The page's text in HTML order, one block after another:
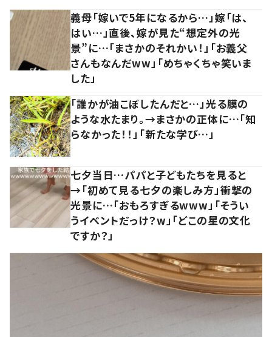
義母「嫁いで5年になるから…」嫁「は、
はい…」直後、嫁が見た“想定外の光
景”に…「まさかのそれかい！」「お義父
さんもなんだww」「めちゃくちゃ笑いま
した」
「誰かが油こぼしたんだと…」光る膜の
ような水たまり。→まさかの正体に…「知
らなかった！！」「新たな学び…」
七夕当日…パパと子どもたちを見ると
→「初めて見る七夕の楽しみ方」衝撃の
光景に…「おもろすぎるwww」「そうい
うイベントだっけ？w」「どこの星の文化
ですか？」